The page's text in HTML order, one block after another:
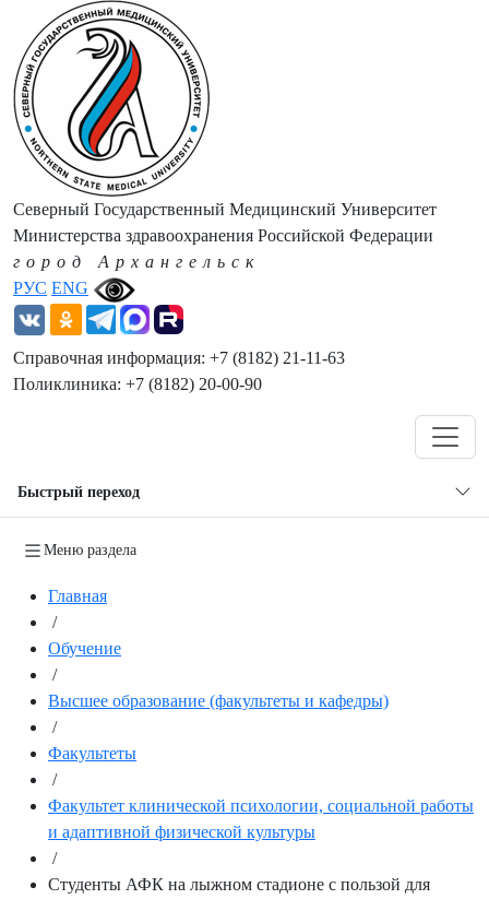
РУС ENG
Северный Государственный Медицинский Университет
Министерства здравоохранения Российской Федерации
город Архангельск
Справочная информация: +7 (8182) 21-11-63
Поликлиника: +7 (8182) 20-00-90
Быстрый переход
Меню раздела
Главная
/
Обучение
/
Высшее образование (факультеты и кафедры)
/
Факультеты
/
Факультет клинической психологии, социальной работы
и адаптивной физической культуры
/
Студенты АФК на лыжном стадионе с пользой для